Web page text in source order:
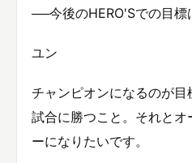
──今後のHERO'Sでの目標
ユン
チャンピオンになるのが
試合に勝つこと。それと
ーになりたいです。